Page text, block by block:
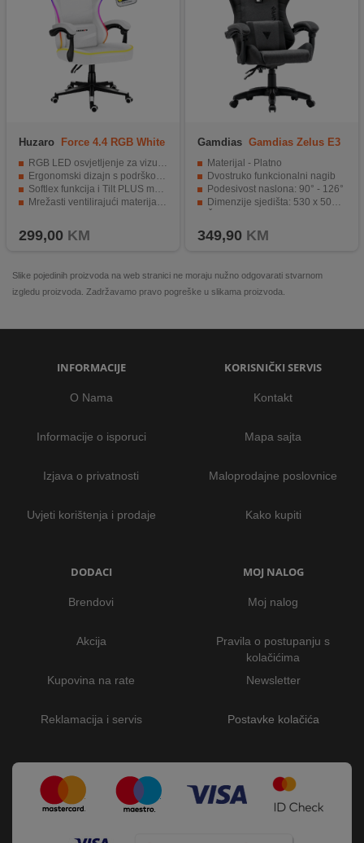
Huzaro Force 4.4 RGB White
RGB LED osvjetljenje za vizualni efekt i atmosferu gamer setupa
Ergonomski dizajn s podrškom za vrat i lumbalni dio leđa
Softlex funkcija i Tilt PLUS mehanizam za ugodno ljuljanje i prilagodbu položaja
Mrežasti ventilirajući materijal koji poboljšava udobnost pri dužem sjedenju
299,00 KM
Gamdias Gamdias Zelus E3
Materijal - Platno
Dvostruko funkcionalni nagib
Podesivost naslona: 90° - 126°
Dimenzije sjedišta: 530 x 500 mm
349,90 KM
Slike pojedinih proizvoda na web stranici ne moraju nužno odgovarati stvarnom
izgledu proizvoda. Zadržavamo pravo pogreške u slikama proizvoda.
INFORMACIJE
O Nama
Informacije o isporuci
Izjava o privatnosti
Uvjeti korištenja i prodaje
KORISNIČKI SERVIS
Kontakt
Mapa sajta
Maloprodajne poslovnice
Kako kupiti
DODACI
Brendovi
Akcija
Kupovina na rate
Reklamacija i servis
MOJ NALOG
Moj nalog
Pravila o postupanju s
kolačićima
Newsletter
Postavke kolačića